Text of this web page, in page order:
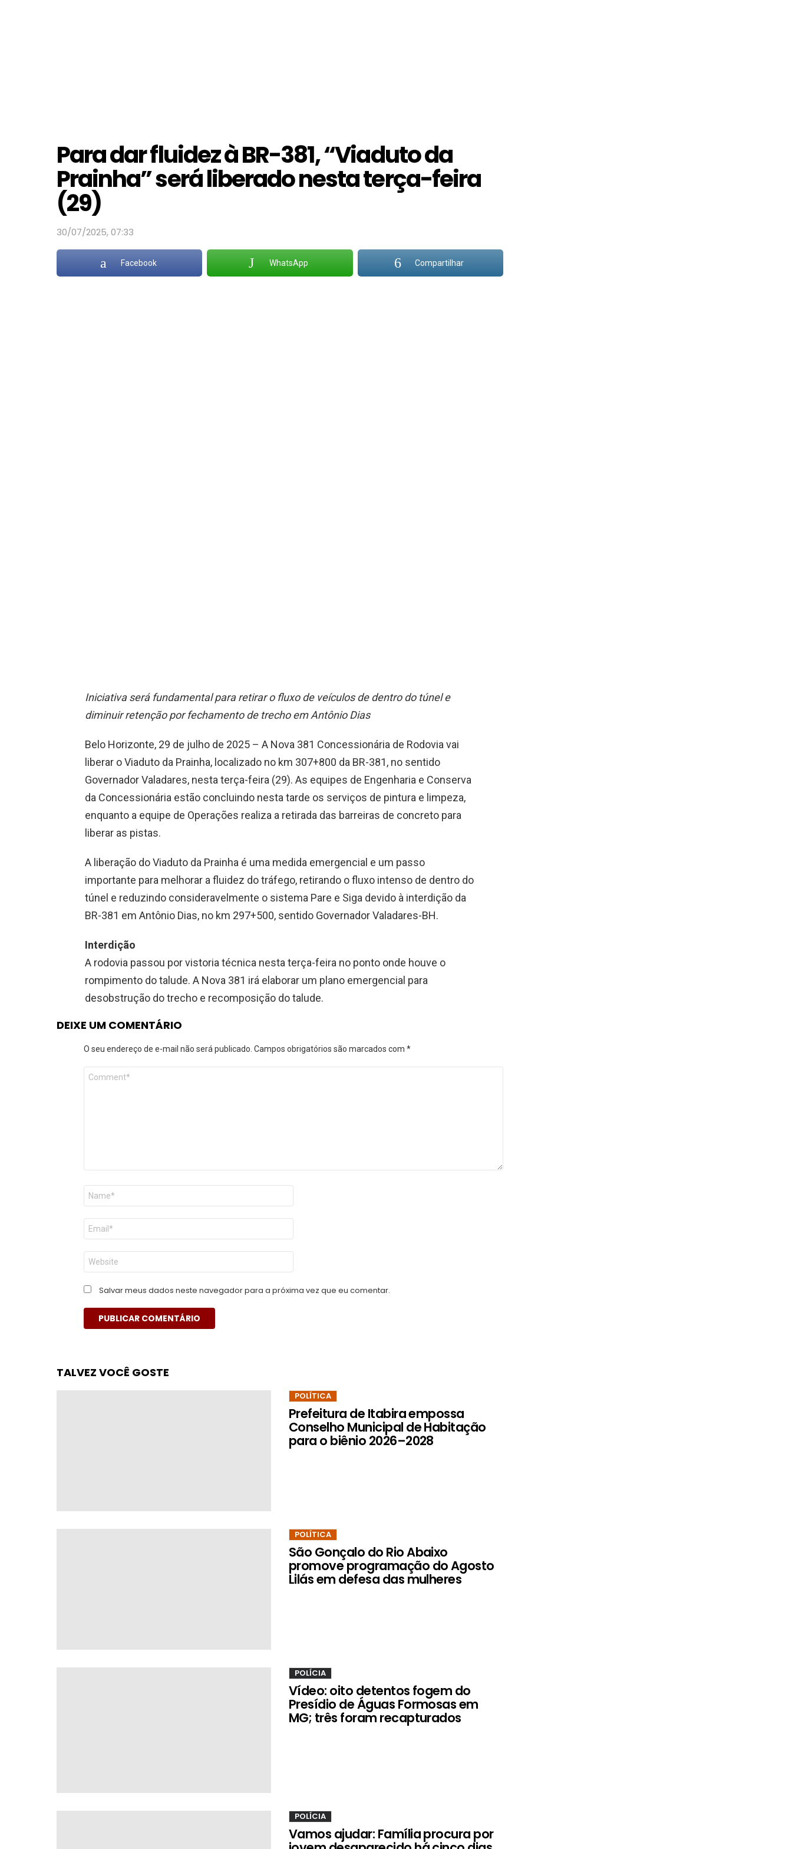
Para dar fluidez à BR-381, “Viaduto da
Prainha” será liberado nesta terça-feira
(29)
30/07/2025, 07:33
Facebook WhatsApp Compartilhar
Iniciativa será fundamental para retirar o fluxo de veículos de dentro do túnel e
diminuir retenção por fechamento de trecho em Antônio Dias
Belo Horizonte, 29 de julho de 2025 – A Nova 381 Concessionária de Rodovia vai
liberar o Viaduto da Prainha, localizado no km 307+800 da BR-381, no sentido
Governador Valadares, nesta terça-feira (29). As equipes de Engenharia e Conserva
da Concessionária estão concluindo nesta tarde os serviços de pintura e limpeza,
enquanto a equipe de Operações realiza a retirada das barreiras de concreto para
liberar as pistas.
A liberação do Viaduto da Prainha é uma medida emergencial e um passo
importante para melhorar a fluidez do tráfego, retirando o fluxo intenso de dentro do
túnel e reduzindo consideravelmente o sistema Pare e Siga devido à interdição da
BR-381 em Antônio Dias, no km 297+500, sentido Governador Valadares-BH.
Interdição
A rodovia passou por vistoria técnica nesta terça-feira no ponto onde houve o
rompimento do talude. A Nova 381 irá elaborar um plano emergencial para
desobstrução do trecho e recomposição do talude.
DEIXE UM COMENTÁRIO
O seu endereço de e-mail não será publicado. Campos obrigatórios são marcados com *
Comentário
Nome
E-
mail
*
Site
Salvar meus dados neste navegador para a próxima vez que eu comentar.
TALVEZ VOCÊ GOSTE
POLÍTICA
Prefeitura de Itabira empossa
Conselho Municipal de Habitação
para o biênio 2026–2028
POLÍTICA
São Gonçalo do Rio Abaixo
promove programação do Agosto
Lilás em defesa das mulheres
POLÍCIA
Vídeo: oito detentos fogem do
Presídio de Águas Formosas em
MG; três foram recapturados
POLÍCIA
Vamos ajudar: Família procura por